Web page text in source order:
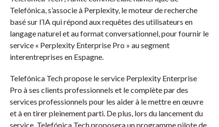
Telefónica, s’associe à Perplexity, le moteur de recherche
basé sur l’IA qui répond aux requêtes des utilisateurs en
langage naturel et au format conversationnel, pour fournir le
service « Perplexity Enterprise Pro » au segment
interentreprises en Espagne.
Telefónica Tech propose le service Perplexity Enterprise
Pro à ses clients professionnels et le complète par des
services professionnels pour les aider à le mettre en œuvre
et à en tirer pleinement parti. De plus, lors du lancement du
service, Telefónica Tech proposera un programme pilote de